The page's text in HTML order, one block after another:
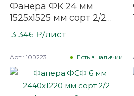
Фанера ФК 24 мм
1525х1525 мм сорт 2/2
шлифованная
березовая
3 346 ₽/лист
Есть в наличии
Арт.: 100223